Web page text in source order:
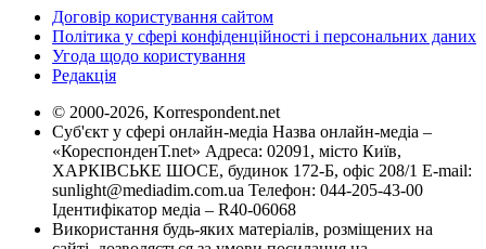
Договір користування сайтом
Політика у сфері конфіденційності і персональних даних
Угода щодо користування
Редакція
© 2000-2026, Korrespondent.net
Суб'єкт у сфері онлайн-медіа Назва онлайн-медіа –
«КореспонденТ.net» Адреса: 02091, місто Київ,
ХАРКІВСЬКЕ ШОСЕ, будинок 172-Б, офіс 208/1 E-mail:
sunlight@mediadim.com.ua Телефон: 044-205-43-00
Ідентифікатор медіа – R40-06068
Використання будь-яких матеріалів, розміщених на